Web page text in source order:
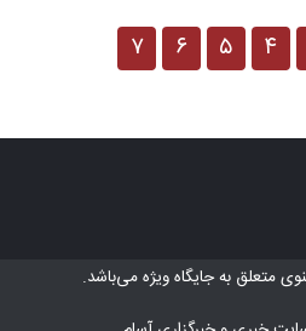
۴ ۵ ۶ ۷
متعلق بهجایگاه ویژهمی‌باشد.